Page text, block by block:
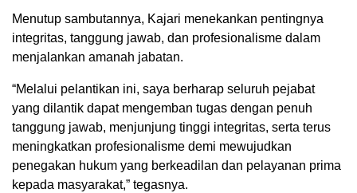
Menutup sambutannya, Kajari menekankan pentingnya
integritas, tanggung jawab, dan profesionalisme dalam
menjalankan amanah jabatan.
“Melalui pelantikan ini, saya berharap seluruh pejabat
yang dilantik dapat mengemban tugas dengan penuh
tanggung jawab, menjunjung tinggi integritas, serta terus
meningkatkan profesionalisme demi mewujudkan
penegakan hukum yang berkeadilan dan pelayanan prima
kepada masyarakat,” tegasnya.